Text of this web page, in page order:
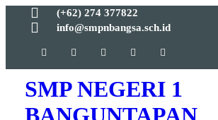
(+62) 274 377822
info@smpnbangsa.sch.id
SMP NEGERI 1